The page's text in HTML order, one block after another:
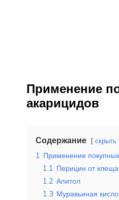
Применение
акарицидов
Содержание скрыть
1 Применение
1.1 Перицин от
1.2 Апитол
1.3 Муравьиная